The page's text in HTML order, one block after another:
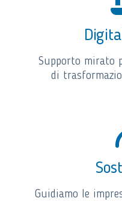
Supporto mirato
di
Guidiamo le